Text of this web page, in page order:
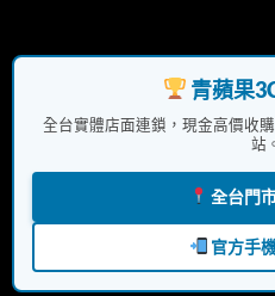
青蘋果
全台實體店面連鎖，現金高價收
站
全台門
官方手